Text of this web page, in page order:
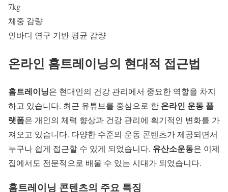
7kg
체중 감량
인바디 연구 기반 평균 감량
온라인 홈트레이닝의 현대적 접근법
홈트레이닝은 현대인의 건강 관리에서 중요한 역할을 차지
하고 있습니다. 최근 유튜브를 중심으로 한 온라인 운동 플
랫폼은 개인의 체력 향상과 건강 관리에 획기적인 변화를 가
져오고 있습니다. 다양한 수준의 운동 콘텐츠가 제공되면서
누구나 쉽게 접근할 수 있게 되었습니다. 유산소운동은 이제
집에서도 전문적으로 배울 수 있는 시대가 되었습니다.
홈트레이닝 콘텐츠의 주요 특징